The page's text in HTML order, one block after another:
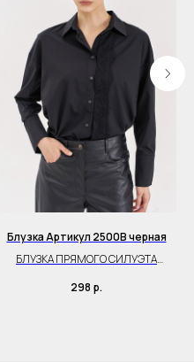
Блузка Артикул 2500B черная
БЛУЗКА ПРЯМОГО СИЛУЭТА
298 р.